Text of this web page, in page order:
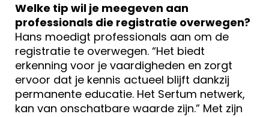
Welke tip wil je meegeven aan
professionals die registratie overwegen?
Hans moedigt professionals aan om de
registratie te overwegen. “Het biedt
erkenning voor je vaardigheden en zorgt
ervoor dat je kennis actueel blijft dankzij
permanente educatie. Het Sertum netwerk,
kan van onschatbare waarde zijn.” Met zijn